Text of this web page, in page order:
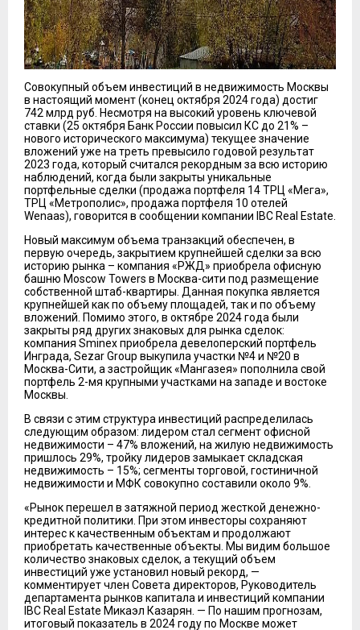
Совокупный объем инвестиций в недвижимость Москвы
в настоящий момент (конец октября 2024 года) достиг
742 млрд руб. Несмотря на высокий уровень ключевой
ставки (25 октября Банк России повысил КС до 21% –
нового исторического максимума) текущее значение
вложений уже на треть превысило годовой результат
2023 года, который считался рекордным за всю историю
наблюдений, когда были закрыты уникальные
портфельные сделки (продажа портфеля 14 ТРЦ «Мега»,
ТРЦ «Метрополис», продажа портфеля 10 отелей
Wenaas), говорится в сообщении компании IBC Real Estate.
Новый максимум объема транзакций обеспечен, в
первую очередь, закрытием крупнейшей сделки за всю
историю рынка – компания «РЖД» приобрела офисную
башню Moscow Towers в Москва-сити под размещение
собственной штаб-квартиры. Данная покупка является
крупнейшей как по объему площадей, так и по объему
вложений. Помимо этого, в октябре 2024 года были
закрыты ряд других знаковых для рынка сделок:
компания Sminex приобрела девелоперский портфель
Инграда, Sezar Group выкупила участки №4 и №20 в
Москва-Сити, а застройщик «Мангазея» пополнила свой
портфель 2-мя крупными участками на западе и востоке
Москвы.
В связи с этим структура инвестиций распределилась
следующим образом: лидером стал сегмент офисной
недвижимости – 47% вложений, на жилую недвижимость
пришлось 29%, тройку лидеров замыкает складская
недвижимость – 15%; сегменты торговой, гостиничной
недвижимости и МФК совокупно составили около 9%.
«Рынок перешел в затяжной период жесткой денежно-
кредитной политики. При этом инвесторы сохраняют
интерес к качественным объектам и продолжают
приобретать качественные объекты. Мы видим большое
количество знаковых сделок, а текущий объем
инвестиций уже установил новый рекорд, —
комментирует член Совета директоров, Руководитель
департамента рынков капитала и инвестиций компании
IBC Real Estate Микаэл Казарян. — По нашим прогнозам,
итоговый показатель в 2024 году по Москве может